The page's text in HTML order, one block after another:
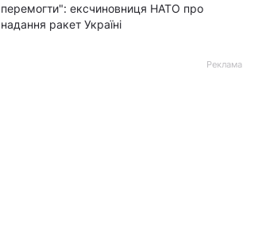
перемогти": ексчиновниця НАТО про
надання ракет Україні
Реклама